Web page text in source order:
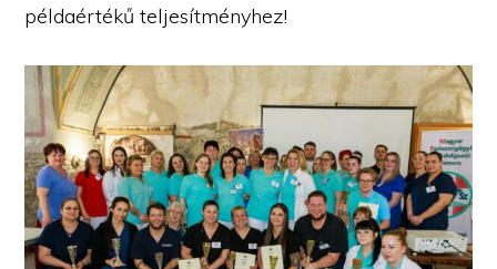
példaértékű teljesítményhez!